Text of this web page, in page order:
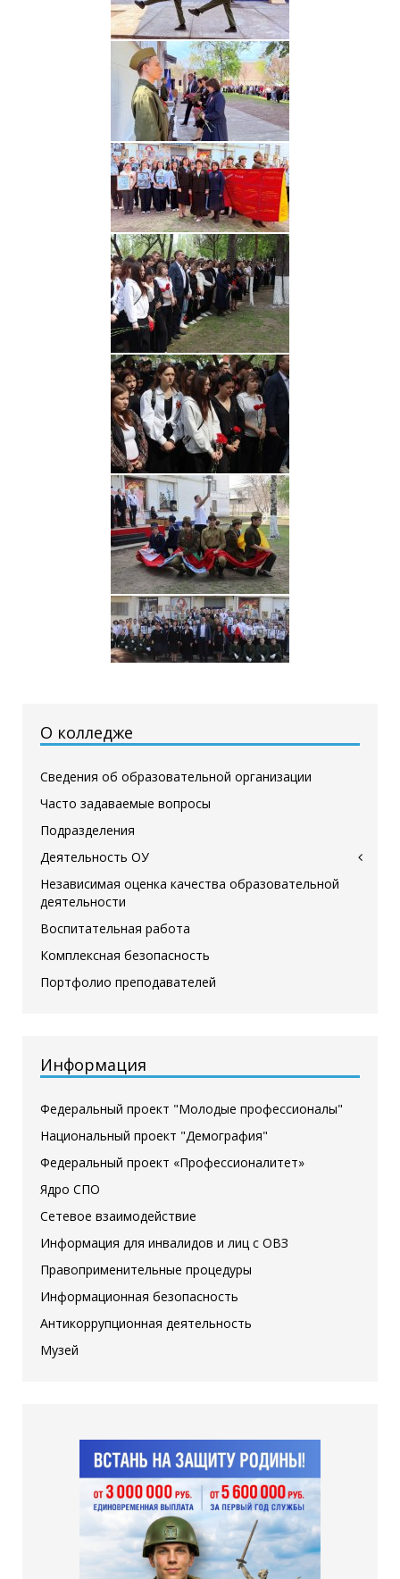
О колледже
Сведения об образовательной организации
Часто задаваемые вопросы
Подразделения
Деятельность ОУ
Независимая оценка качества образовательной
деятельности
Воспитательная работа
Комплексная безопасность
Портфолио преподавателей
Информация
Федеральный проект "Молодые профессионалы"
Национальный проект "Демография"
Федеральный проект «Профессионалитет»
Ядро СПО
Сетевое взаимодействие
Информация для инвалидов и лиц с ОВЗ
Правоприменительные процедуры
Информационная безопасность
Антикоррупционная деятельность
Музей